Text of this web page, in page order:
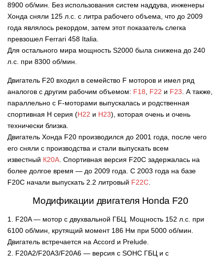
8900 об/мин. Без использования систем наддува, инженеры
Хонда сняли 125 л.с. с литра рабочего объема, что до 2009
года являлось рекордом, затем этот показатель слегка
превзошел Ferrari 458 Italia.
Для остального мира мощность S2000 была снижена до 240
л.с. при 8300 об/мин.
Двигатель F20 входил в семейство F моторов и имел ряд
аналогов с другим рабочим объемом: F18 F22 и F23 . А также,
параллельно с F-моторами выпускалась и родственная
спортивная H серия (Н22 и Н23), которая очень и очень
технически близка.
Двигатель Хонда F20 производился до 2001 года, после чего
его сняли с производства и стали выпускать всем
известный К20А . Спортивная версия F20C задержалась на
более долгое время — до 2009 года. С 2003 года на базе
F20C начали выпускать 2.2 литровый F22C
Модификации двигателя Honda F20
1. F20A — мотор с двухвальной ГБЦ. Мощность 152 л.с. при
6100 об/мин, крутящий момент 186 Нм при 5000 об/мин.
Двигатель встречается на Accord и Prelude.
2. F20A2/F20A3/F20A6 — версия с SOHC ГБЦ и с